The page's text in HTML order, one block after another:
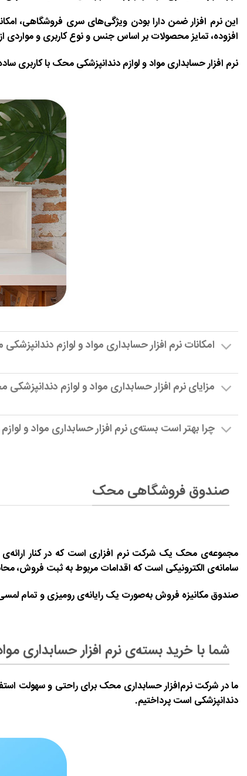
این نرم افزار ضمن دارا بودن ویژگی‌های سری فروشگاهی،
افزوده، تمایز محصولات بر اساس جنس و نوع کاربری و مواردی
نرم افزار حسابداری مواد و لوازم دندانپزشکی محک با کاربری
امکانات نرم ‌افزار حسابداری مواد و لوازم
مزایای نرم ‌افزار حسابداری مواد و لوازم
چرا بهتر است بسته‌ی نرم افزار حسابداری مواد و
صندوق فروشگاهی محک
مجموعه‌ی محک یک شرکت نرم افزاری است که در کنار
سامانه‌ی الکترونیکی است که اقدامات مربوط به ثبت فروش،
صندوق مکانیزه فروش به‌صورت یک رایانه‌ی رومیزی و تمام
شما با خرید بسته‌ی نرم افزار حسابداری
ما در شرکت نرم‌افزار حسابداری محک برای راحتی و سهولت
دندانپزشکی است پرداختیم.